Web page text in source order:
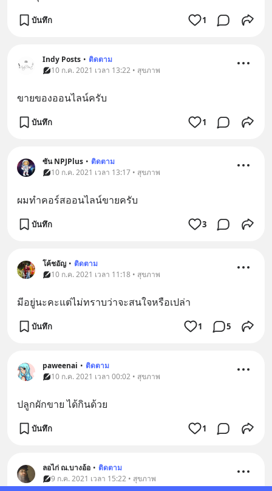
บันทึก 1
Indy Posts • ติดตาม
10 ก.ค. 2021 เวลา 13:22 • สุขภาพ
ขายของออนไลน์ครับ
บันทึก 1
ซัน NPJPlus • ติดตาม
10 ก.ค. 2021 เวลา 13:17 • สุขภาพ
ผมทำคอร์สออนไลน์ขายครับ
บันทึก 3
โค้ชอัญ • ติดตาม
10 ก.ค. 2021 เวลา 11:18 • สุขภาพ
มีอยู่นะคะแต่ไม่ทราบว่าจะสนใจหรือเปล่า
บันทึก 1 5
paweenai • ติดตาม
10 ก.ค. 2021 เวลา 00:02 • สุขภาพ
ปลูกผักขาย ได้กินด้วย
บันทึก 1
ลอไก่ ณ.บางอ้อ • ติดตาม
9 ก.ค. 2021 เวลา 15:22 • สุขภาพ